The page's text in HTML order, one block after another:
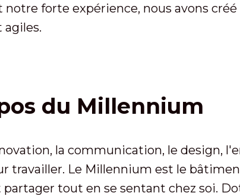
notre forte expérience, nous avons
agiles.
du Millennium
la communication, le design,
travailler. Le Millennium est le
partager tout en se sentant chez soi.